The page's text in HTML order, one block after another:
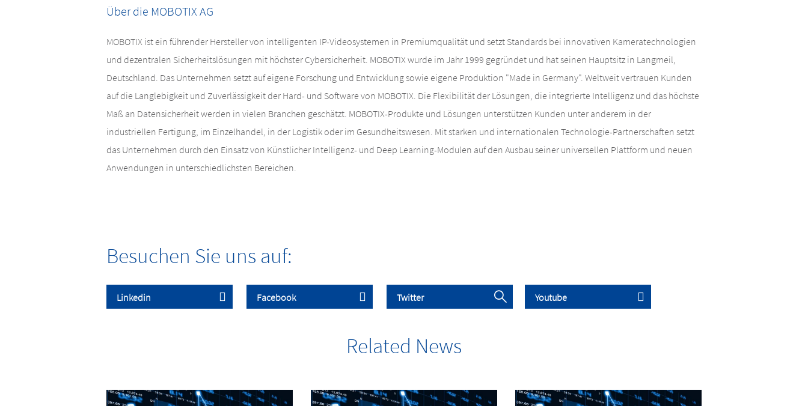
Über die MOBOTIX AG
MOBOTIX ist ein führender Hersteller von intelligenten IP-Videosystemen in Premiumqualität und setzt Standards bei innovativen Kameratechnologien
und dezentralen Sicherheitslösungen mit höchster Cybersicherheit. MOBOTIX wurde im Jahr 1999 gegründet und hat seinen Hauptsitz in Langmeil,
Deutschland. Das Unternehmen setzt auf eigene Forschung und Entwicklung sowie eigene Produktion "Made in Germany". Weltweit vertrauen Kunden
auf die Langlebigkeit und Zuverlässigkeit der Hard- und Software von MOBOTIX. Die Flexibilität der Lösungen, die integrierte Intelligenz und das höchste
Maß an Datensicherheit werden in vielen Branchen geschätzt. MOBOTIX-Produkte und Lösungen unterstützen Kunden unter anderem in der
industriellen Fertigung, im Einzelhandel, in der Logistik oder im Gesundheitswesen. Mit starken und internationalen Technologie-Partnerschaften setzt
das Unternehmen durch den Einsatz von Künstlicher Intelligenz- und Deep Learning-Modulen auf den Ausbau seiner universellen Plattform und neuen
Anwendungen in unterschiedlichsten Bereichen.
Besuchen Sie uns auf:
Related News